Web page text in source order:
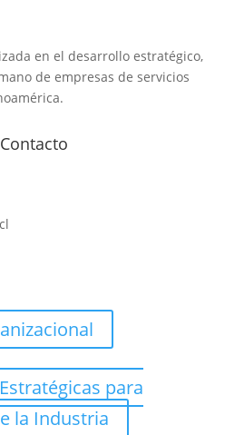
en el desarrollo estratégico,
de empresas de servicios
para
la Industria